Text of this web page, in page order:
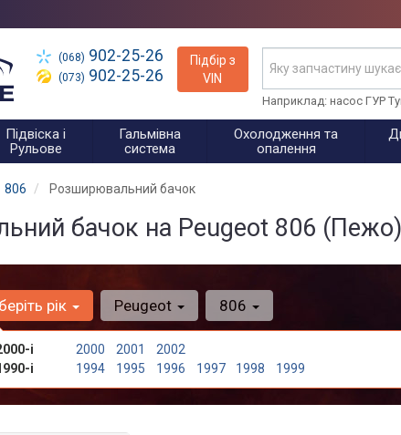
(068) 902-25-26
(073) 902-25-26
Підбір з
VIN
Наприклад: насос ГУР
Підвіска і
Рульове
Гальмівна
система
Охолодження та
опалення
806 Розширювальний бачок
бачок на Peugeot 806 (Пежо)
рік
і 2000 2001
2002
і
1994 1995 1996 1997 1998 1999
Peugeot 806